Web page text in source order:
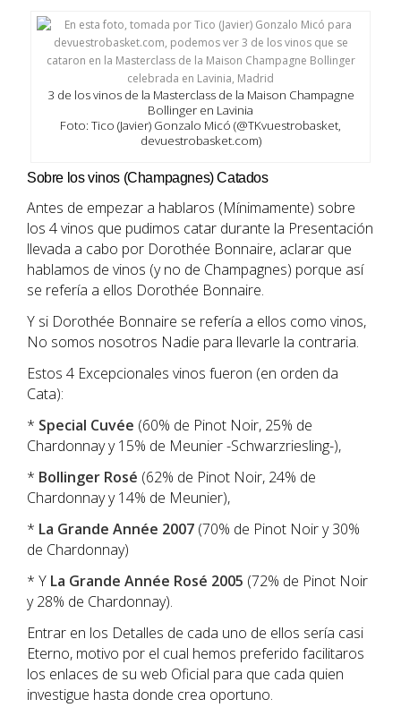
3 de los vinos de la Masterclass de la Maison Champagne
Bollinger en Lavinia
Foto: Tico (Javier) Gonzalo Micó (@TKvuestrobasket,
devuestrobasket.com)
Sobre los vinos (Champagnes) Catados
Antes de empezar a hablaros (Mínimamente) sobre
los 4 vinos que pudimos catar durante la Presentación
llevada a cabo por Dorothée Bonnaire, aclarar que
hablamos de vinos (y no de Champagnes) porque así
se refería a ellos Dorothée Bonnaire.
Y si Dorothée Bonnaire se refería a ellos como vinos,
No somos nosotros Nadie para llevarle la contraria.
Estos 4 Excepcionales vinos fueron (en orden da
Cata):
* Special Cuvée (60% de Pinot Noir, 25% de
Chardonnay y 15% de Meunier -Schwarzriesling-),
* Bollinger Rosé (62% de Pinot Noir, 24% de
Chardonnay y 14% de Meunier),
* La Grande Année 2007 (70% de Pinot Noir y 30%
de Chardonnay)
* Y La Grande Année Rosé 2005 (72% de Pinot Noir
y 28% de Chardonnay).
Entrar en los Detalles de cada uno de ellos sería casi
Eterno, motivo por el cual hemos preferido facilitaros
los enlaces de su web Oficial para que cada quien
investigue hasta donde crea oportuno.